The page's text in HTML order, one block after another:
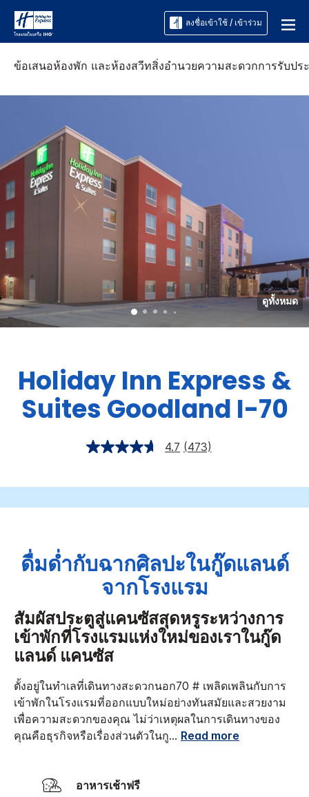
ลงชื่อเข้าใช้ / เข้าร่วม
ข้อเสนอห้องพัก และห้องสวีทสิ่งอำนวยความสะดวกการรับปร
ดูทั้งหมด
Holiday Inn Express &
Suites Goodland I-70
4.7 (473)
ดื่มด่ำกับฉากศิลปะในกู๊ดแลนด์
จากโรงแรม
สัมผัสประตูสู่แคนซัสสุดหรูระหว่างการ
เข้าพักที่โรงแรมแห่งใหม่ของเราในกู๊ด
แลนด์ แคนซัส
ตั้งอยู่ในทำเลที่เดินทางสะดวกนอก70 # เพลิดเพลินกับการ
เข้าพักในโรงแรมที่ออกแบบใหม่อย่างทันสมัยและสวยงาม
เพื่อความสะดวกของคุณ ไม่ว่าเหตุผลในการเดินทางของ
คุณคือธุรกิจหรือเรื่องส่วนตัวในกู... Read more
อาหารเช้าฟรี